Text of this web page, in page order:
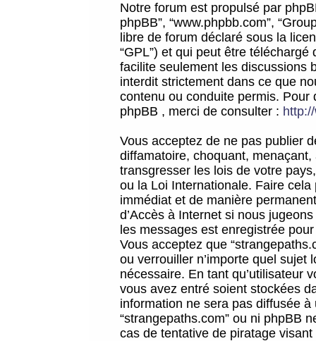
Notre forum est propulsé par
phpBB”, “www.phpbb.com”,
libre de forum déclaré sous la
“GPL”) et qui peut être téléchargé
facilite seulement les discussions
interdit strictement dans ce que
contenu ou conduite permis.
phpBB , merci de consulter :
Vous acceptez de ne pas publier
diffamatoire, choquant,
transgresser les lois de votre
ou la Loi Internationale. Faire
immédiat et de manière
d’Accès à Internet si nous
les messages est enregistrée
Vous acceptez que
ou verrouiller n’importe quel sujet
nécessaire. En tant qu’utilisateur
vous avez entré soient stockées
information ne sera pas diffusée
“strangepaths.com” ou ni phpBB
cas de tentative de piratage